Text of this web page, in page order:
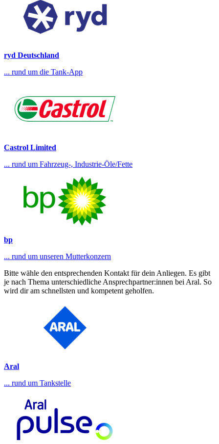
ryd Deutschland
... rund um die Tank-App
Castrol Limited
... rund um Fahrzeug-, Industrie-Öle/Fette
bp
... rund um unseren Mutterkonzern
Bitte wähle den entsprechenden Kontakt für dein Anliegen. Es gibt
je nach Thema unterschiedliche Ansprechpartner:innen bei Aral. So
wird dir am schnellsten und kompetent geholfen.
Aral
... rund um Tankstelle